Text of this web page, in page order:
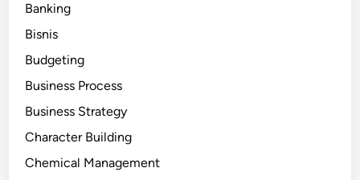
Banking
Bisnis
Budgeting
Business Process
Business Strategy
Character Building
Chemical Management